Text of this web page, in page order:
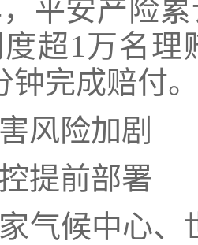
平安产险
超1万名
钟完成赔付。
风险加剧
提前部署
气候中心、